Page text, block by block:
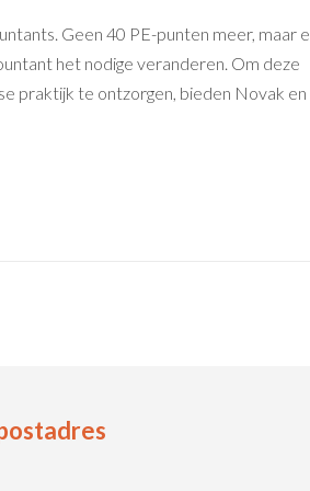
Geen 40 PE-punten meer, maar
het nodige veranderen. Om deze
praktijk te ontzorgen, bieden Novak en